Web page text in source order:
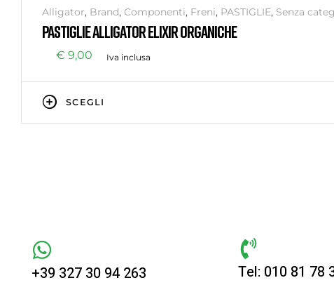
Alligator, Brand, Componenti, Freni, PASTIGLIE, Senza
PASTIGLIE ALLIGATOR ELIXIR ORGANICHE
€ 9,00 Iva inclusa
SCEGLI
+39 327 30 94 263 Tel: 010 81 78